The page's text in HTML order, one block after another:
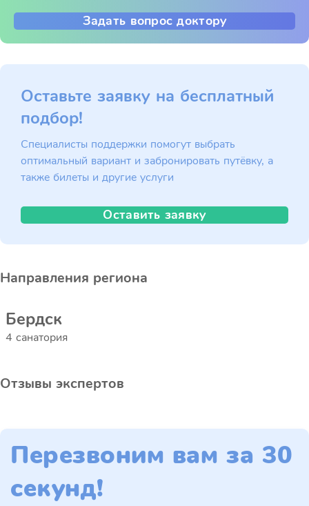
Задать вопрос доктору
Оставьте заявку на бесплатный
подбор!
Специалисты поддержки помогут выбрать
оптимальный вариант и забронировать путёвку, а
также билеты и другие услуги
Оставить заявку
Направления региона
Бердск
4 санатория
Отзывы экспертов
Перезвоним вам за 30
секунд!